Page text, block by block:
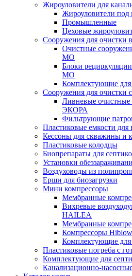
Жироуловители для
Жироуловители под
Промышленные
Цеховые
Сооружения для очистки
Очистные
МО
Блоки
МО
Комплектующие
Сооружения для очистки
Ливневые
ЭКОРА
Фильтрующие
Пластиковые емкости для
Кессоны для скважины и
Пластиковые колодцы
Биопрепараты для
Установки
Воздуховоды из
Ерши для биозагрузки
Мини компрессоры
Мембранные
Вихревые
HAILEA
Мембранные
Компрессоры Hiblow
Комплектующие для
Пластиковые погреба с
Комплектующие для
Канализационно-